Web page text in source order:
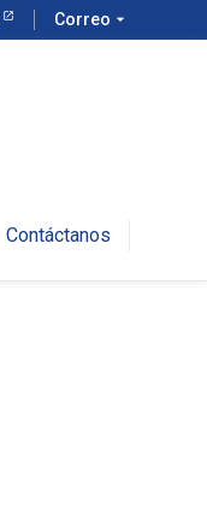
Correo arrow_drop_down
Contáctanos